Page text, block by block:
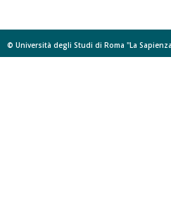
© Università degli Studi di Roma "La